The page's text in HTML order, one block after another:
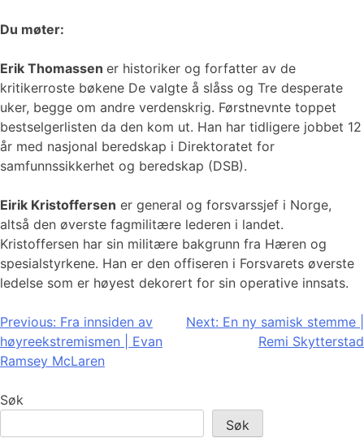
Du møter:
Erik Thomassen er historiker og forfatter av de
kritikerroste bøkene De valgte å slåss og Tre desperate
uker, begge om andre verdenskrig. Førstnevnte toppet
bestselgerlisten da den kom ut. Han har tidligere jobbet 12
år med nasjonal beredskap i Direktoratet for
samfunnssikkerhet og beredskap (DSB).
Eirik Kristoffersen er general og forsvarssjef i Norge,
altså den øverste fagmilitære lederen i landet.
Kristoffersen har sin militære bakgrunn fra Hæren og
spesialstyrkene. Han er den offiseren i Forsvarets øverste
ledelse som er høyest dekorert for sin operative innsats.
Innleggsnavigasjon
Previous: Fra innsiden av
høyreekstremismen | Evan
Ramsey McLaren
Next: En ny samisk stemme |
Remi Skytterstad
Søk
Søk